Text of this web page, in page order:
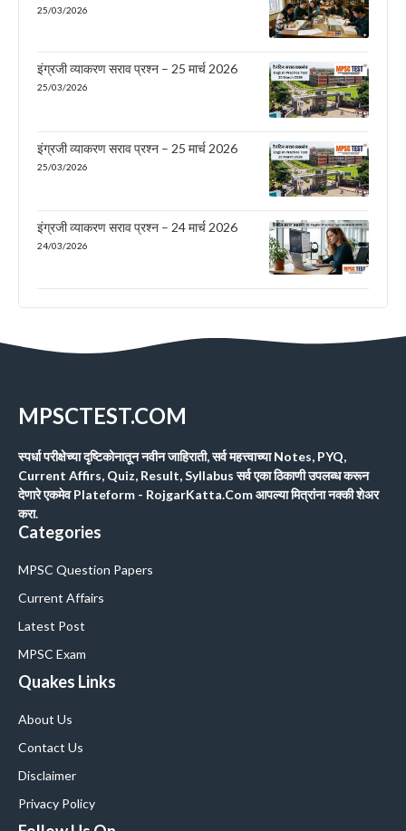
25/03/2026
इंग्रजी व्याकरण सराव प्रश्न – 25 मार्च 2026
25/03/2026
इंग्रजी व्याकरण सराव प्रश्न – 25 मार्च 2026
25/03/2026
इंग्रजी व्याकरण सराव प्रश्न – 24 मार्च 2026
24/03/2026
MPSCTEST.COM
स्पर्धा परीक्षेच्या दृष्टिकोनातून नवीन जाहिराती, सर्व महत्त्वाच्या Notes, PYQ,
Current Affirs, Quiz, Result, Syllabus सर्व एका ठिकाणी उपलब्ध करून
देणारे एकमेव Plateform - RojgarKatta.Com आपल्या मित्रांना नक्की शेअर
करा.
Categories
MPSC Question Papers
Current Affairs
Latest Post
MPSC Exam
Quakes Links
About Us
Contact Us
Disclaimer
Privacy Policy